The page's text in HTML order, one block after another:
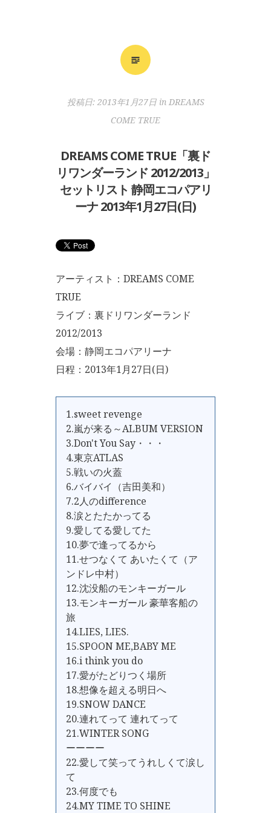
投稿日: 2013年1月27日in DREAMS
COME TRUE
DREAMS COME TRUE「裏ド
リワンダーランド 2012/2013」
セットリスト 静岡エコパアリ
ーナ 2013年1月27日(日)
アーティスト：DREAMS COME
TRUE
ライブ：裏ドリワンダーランド
2012/2013
会場：静岡エコパアリーナ
日程：2013年1月27日(日)
1.sweet revenge
2.嵐が来る～ALBUM VERSION
3.Don't You Say・・・
4.東京ATLAS
5.戦いの火蓋
6.バイバイ（吉田美和）
7.2人のdifference
8.涙とたたかってる
9.愛してる愛してた
10.夢で逢ってるから
11.せつなくて あいたくて（ア
ンドレ中村）
12.沈没船のモンキーガール
13.モンキーガール 豪華客船の
旅
14.LIES, LIES.
15.SPOON ME,BABY ME
16.i think you do
17.愛がたどりつく場所
18.想像を超える明日へ
19.SNOW DANCE
20.連れてって 連れてって
21.WINTER SONG
ーーーー
22.愛して笑ってうれしくて涙し
て
23.何度でも
24.MY TIME TO SHINE